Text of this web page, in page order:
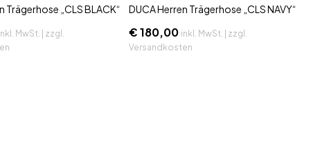
Trägerhose „CLS BLACK“
MwSt. | zzgl.
DUCA Herren Trägerhose „CLS NAVY“
€180,00 inkl. MwSt. | zzgl.
Versandkosten